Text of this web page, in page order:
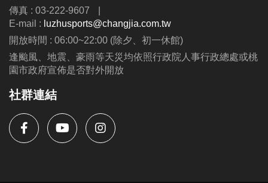
傳真 : 03-222-9607
|
E-mail : luzhusports@changjia.com.tw
開放時間 : 06:00~22:00 (除夕、初一休館)
逢颱風、地震、豪雨等天災均依照行政院人事行政總處或桃
園市政府宣佈是否對外開放
社群連結